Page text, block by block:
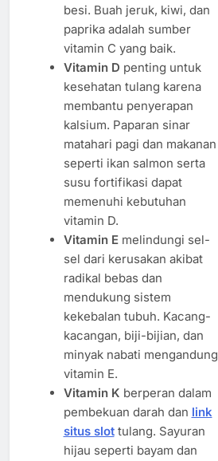
besi. Buah jeruk, kiwi, dan
paprika adalah sumber
vitamin C yang baik.
Vitamin D penting untuk
kesehatan tulang karena
membantu penyerapan
kalsium. Paparan sinar
matahari pagi dan makanan
seperti ikan salmon serta
susu fortifikasi dapat
memenuhi kebutuhan
vitamin D.
Vitamin Emelindungi sel-
sel dari kerusakan akibat
radikal bebas dan
mendukung sistem
kekebalan tubuh. Kacang-
kacangan, biji-bijian, dan
minyak nabati mengandung
vitamin E.
Vitamin K berperan dalam
pembekuan darah dan link
situs slottulang. Sayuran
hijau seperti bayam dan